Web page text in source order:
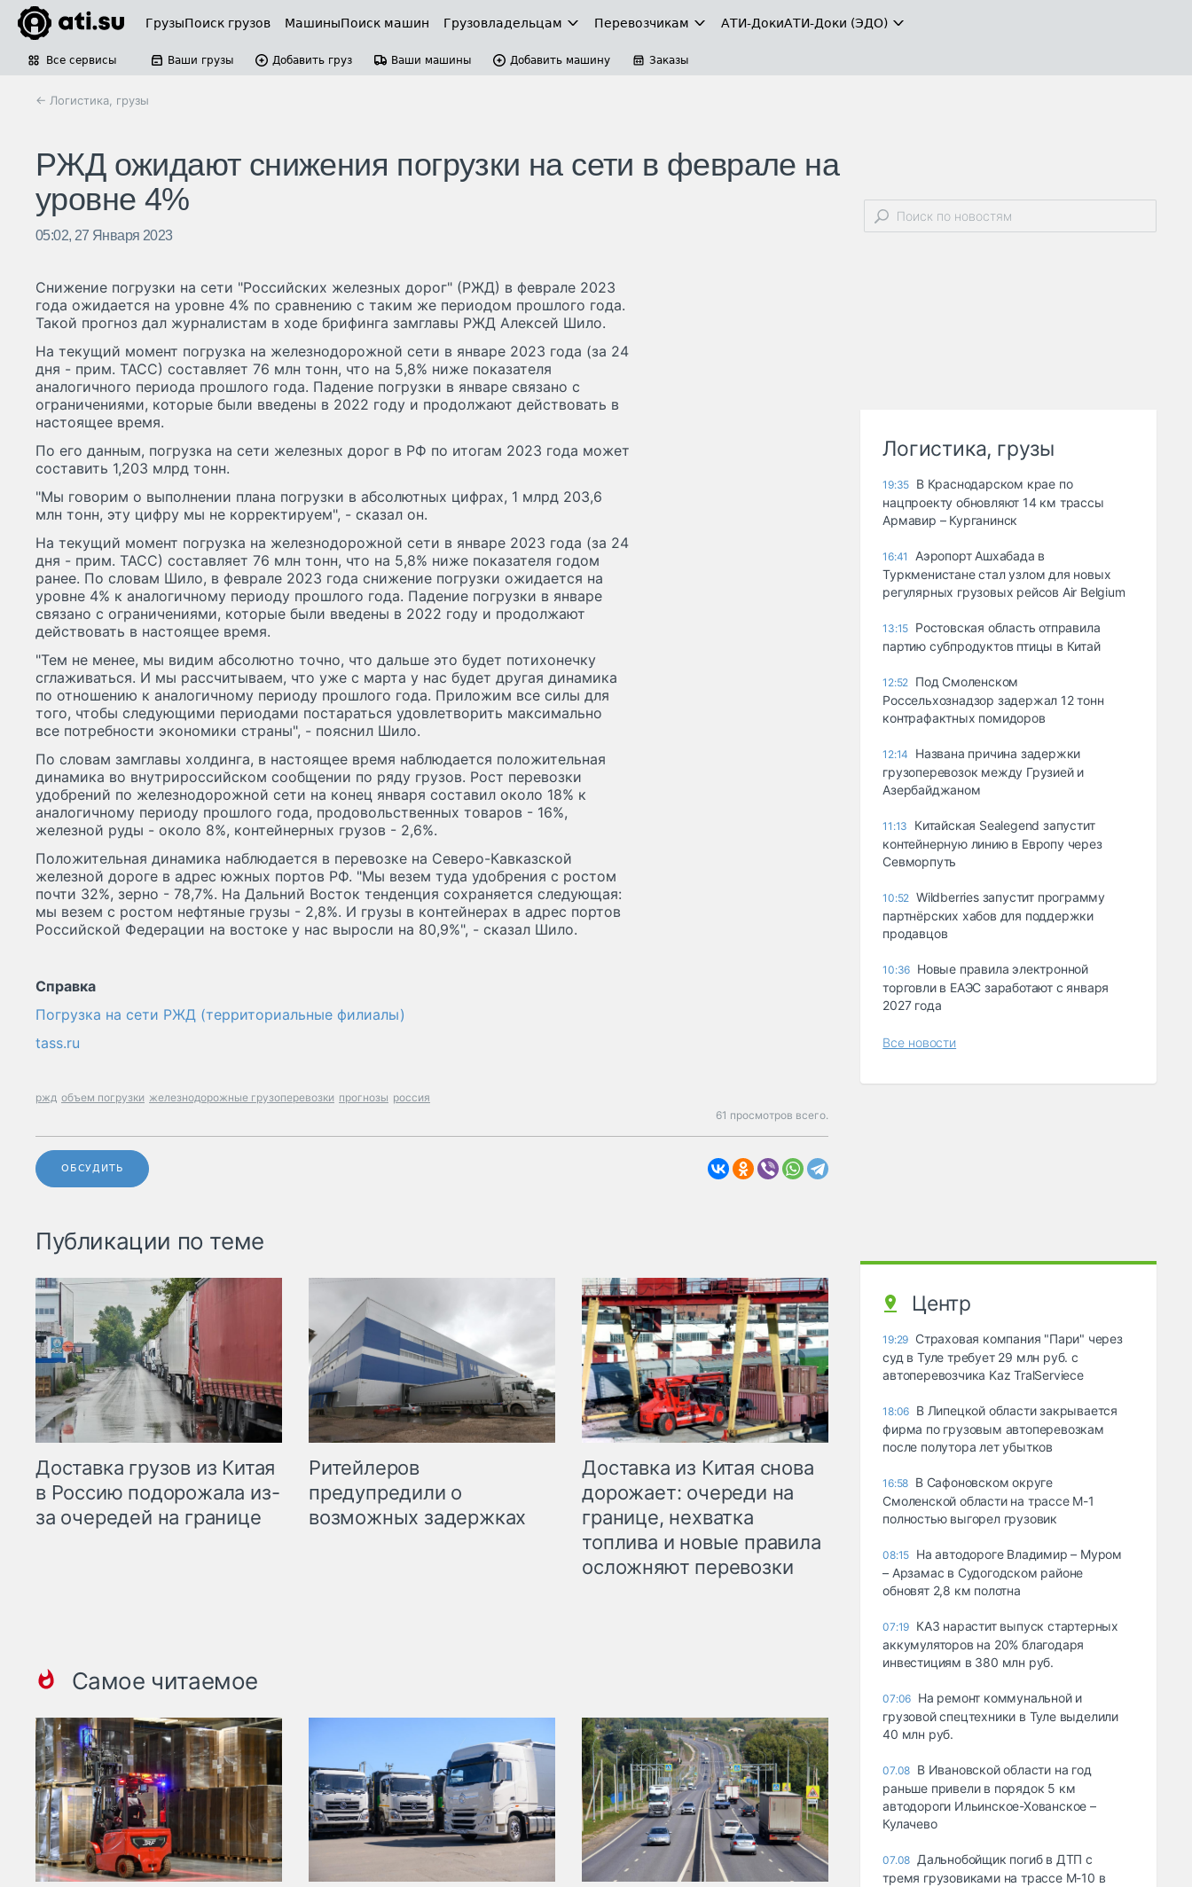
ГрузыПоиск грузов МашиныПоиск машин Грузовладельцам Перевозчикам АТИ-ДокиАТИ-Доки (ЭДО)
Все сервисы Ваши грузы Добавить груз Ваши машины Добавить машину Заказы
← Логистика, грузы
РЖД ожидают снижения погрузки на сети в феврале на
уровне 4%
05:02, 27 Января 2023
Снижение погрузки на сети "Российских железных дорог" (РЖД) в феврале 2023
года ожидается на уровне 4% по сравнению с таким же периодом прошлого года.
Такой прогноз дал журналистам в ходе брифинга замглавы РЖД Алексей Шило.
На текущий момент погрузка на железнодорожной сети в январе 2023 года (за 24
дня - прим. ТАСС) составляет 76 млн тонн, что на 5,8% ниже показателя
аналогичного периода прошлого года. Падение погрузки в январе связано с
ограничениями, которые были введены в 2022 году и продолжают действовать в
настоящее время.
По его данным, погрузка на сети железных дорог в РФ по итогам 2023 года может
составить 1,203 млрд тонн.
"Мы говорим о выполнении плана погрузки в абсолютных цифрах, 1 млрд 203,6
млн тонн, эту цифру мы не корректируем", - сказал он.
На текущий момент погрузка на железнодорожной сети в январе 2023 года (за 24
дня - прим. ТАСС) составляет 76 млн тонн, что на 5,8% ниже показателя годом
ранее. По словам Шило, в феврале 2023 года снижение погрузки ожидается на
уровне 4% к аналогичному периоду прошлого года. Падение погрузки в январе
связано с ограничениями, которые были введены в 2022 году и продолжают
действовать в настоящее время.
"Тем не менее, мы видим абсолютно точно, что дальше это будет потихонечку
сглаживаться. И мы рассчитываем, что уже с марта у нас будет другая динамика
по отношению к аналогичному периоду прошлого года. Приложим все силы для
того, чтобы следующими периодами постараться удовлетворить максимально
все потребности экономики страны", - пояснил Шило.
По словам замглавы холдинга, в настоящее время наблюдается положительная
динамика во внутрироссийском сообщении по ряду грузов. Рост перевозки
удобрений по железнодорожной сети на конец января составил около 18% к
аналогичному периоду прошлого года, продовольственных товаров - 16%,
железной руды - около 8%, контейнерных грузов - 2,6%.
Положительная динамика наблюдается в перевозке на Северо-Кавказской
железной дороге в адрес южных портов РФ. "Мы везем туда удобрения с ростом
почти 32%, зерно - 78,7%. На Дальний Восток тенденция сохраняется следующая:
мы везем с ростом нефтяные грузы - 2,8%. И грузы в контейнерах в адрес портов
Российской Федерации на востоке у нас выросли на 80,9%", - сказал Шило.
Справка
Погрузка на сети РЖД (территориальные филиалы)
tass.ru
ржд объем погрузки железнодорожные грузоперевозки прогнозы россия
61 просмотров всего.
ОБСУДИТЬ
Публикации по теме
Доставка грузов из Китая
в Россию подорожала из-
за очередей на границе
Ритейлеров
предупредили о
возможных задержках
Доставка из Китая снова
дорожает: очереди на
границе, нехватка
топлива и новые правила
осложняют перевозки
Самое читаемое
Логистика, грузы
19:35 В Краснодарском крае по
нацпроекту обновляют 14 км трассы
Армавир – Курганинск
16:41
Аэропорт Ашхабада в
Туркменистане стал узлом для новых
регулярных грузовых рейсов Air Belgium
13:15 Ростовская область отправила
партию субпродуктов птицы в Китай
12:52 Под Смоленском
Россельхознадзор задержал 12 тонн
контрафактных помидоров
12:14
Названа причина задержки
грузоперевозок между Грузией и
Азербайджаном
11:13
Китайская Sealegend запустит
контейнерную линию в Европу через
Севморпуть
10:52 Wildberries запустит программу
партнёрских хабов для поддержки
продавцов
10:36 Новые правила электронной
торговли в ЕАЭС заработают с января
2027 года
Все новости
Центр
19:29 Страховая компания "Пари" через
суд в Туле требует 29 млн руб. с
автоперевозчика Kaz TralServiece
18:06 В Липецкой области закрывается
фирма по грузовым автоперевозкам
после полутора лет убытков
16:58 В Сафоновском округе
Смоленской области на трассе М-1
полностью выгорел грузовик
08:15 На автодороге Владимир – Муром
– Арзамас в Судогодском районе
обновят 2,8 км полотна
07:19 КАЗ нарастит выпуск стартерных
аккумуляторов на 20% благодаря
инвестициям в 380 млн руб.
07:06 На ремонт коммунальной и
грузовой спецтехники в Туле выделили
40 млн руб.
07.08 В Ивановской области на год
раньше привели в порядок 5 км
автодороги Ильинское-Хованское –
Кулачево
07.08 Дальнобойщик погиб в ДТП с
тремя грузовиками на трассе М-10 в